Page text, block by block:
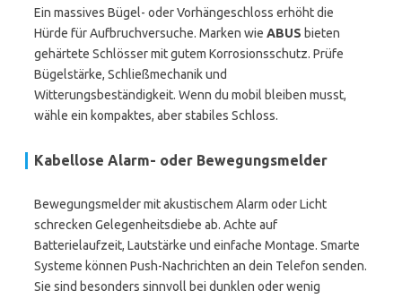
Ein massives Bügel- oder Vorhängeschloss erhöht die
Hürde für Aufbruchversuche. Marken wie ABUS bieten
gehärtete Schlösser mit gutem Korrosionsschutz. Prüfe
Bügelstärke, Schließmechanik und
Witterungsbeständigkeit. Wenn du mobil bleiben musst,
wähle ein kompaktes, aber stabiles Schloss.
Kabellose Alarm- oder Bewegungsmelder
Bewegungsmelder mit akustischem Alarm oder Licht
schrecken Gelegenheitsdiebe ab. Achte auf
Batterielaufzeit, Lautstärke und einfache Montage. Smarte
Systeme können Push-Nachrichten an dein Telefon senden.
Sie sind besonders sinnvoll bei dunklen oder wenig